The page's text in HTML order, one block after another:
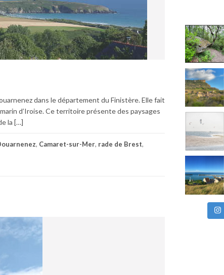
dans le département du Finistère. Elle fait
d’Iroise. Ce territoire présente des paysages
la […]
, Camaret-sur-Mer, rade de Brest,